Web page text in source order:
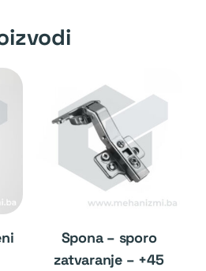
spona – sporo
zatvaranje – +45